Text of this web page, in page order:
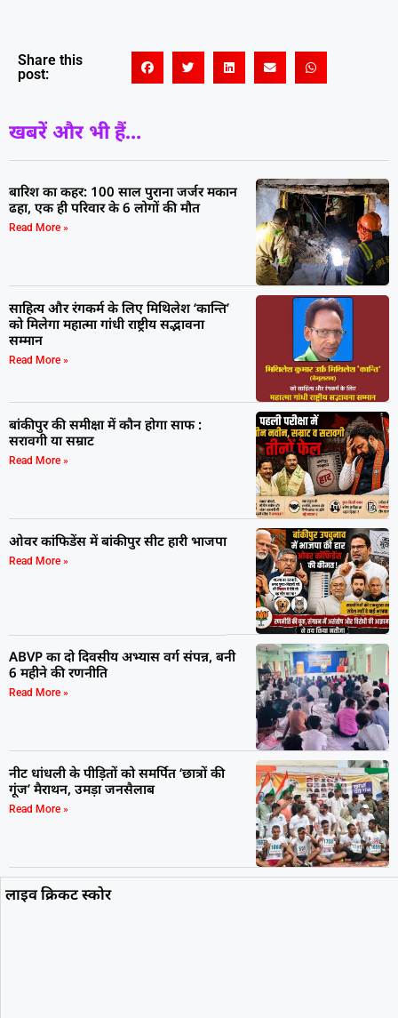
Share this
post:
खबरें और भी हैं...
बारिश का कहर: 100 साल पुराना जर्जर मकान
ढहा, एक ही परिवार के 6 लोगों की मौत
Read More »
साहित्य और रंगकर्म के लिए मिथिलेश ‘कान्ति’
को मिलेगा महात्मा गांधी राष्ट्रीय सद्भावना
सम्मान
Read More »
बांकीपुर की समीक्षा में कौन होगा साफ :
सरावगी या सम्राट
Read More »
ओवर कांफिडेंस में बांकीपुर सीट हारी भाजपा
Read More »
ABVP का दो दिवसीय अभ्यास वर्ग संपन्न, बनी
6 महीने की रणनीति
Read More »
नीट धांधली के पीड़ितों को समर्पित ‘छात्रों की
गूंज’ मैराथन, उमड़ा जनसैलाब
Read More »
लाइव क्रिकट स्कोर